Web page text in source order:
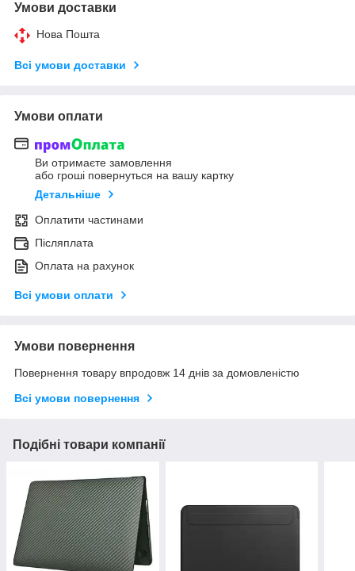
Умови доставки
Нова Пошта
Всі умови доставки
Умови оплати
Ви отримаєте замовлення
або гроші повернуться на вашу картку
Детальніше
Оплатити частинами
Післяплата
Оплата на рахунок
Всі умови оплати
Умови повернення
Повернення товару впродовж 14 днів за домовленістю
Всі умови повернення
Подібні товари компанії